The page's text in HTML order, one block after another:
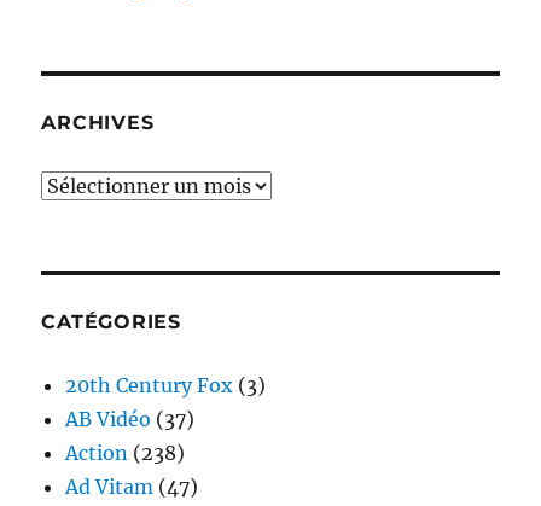
ARCHIVES
Archives
CATÉGORIES
20th Century Fox (3)
AB Vidéo (37)
Action (238)
Ad Vitam (47)